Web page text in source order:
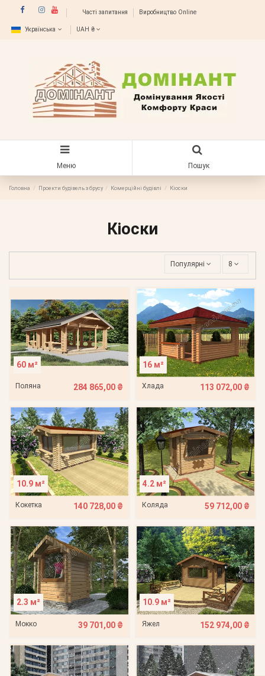
Часті запитання Виробництво Online
Українська UAH ₴
Меню Пошук
Головна Проекти будівель з брусу Комерційні будівлі Кіоски
Кіоски
Популярні 8
60 м²
Поляна 284 865,00 ₴
16 м²
Хлада 113 072,00 ₴
10.9 м²
Кокетка 140 728,00 ₴
4.2 м²
Коляда 59 712,00 ₴
2.3 м²
Мокко 39 701,00 ₴
10.9 м²
Яжел 152 974,00 ₴